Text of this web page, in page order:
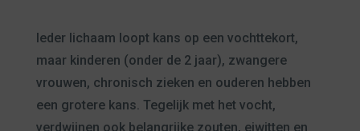
Ieder lichaam loopt kans op een vochttekort,
maar kinderen (onder de 2 jaar), zwangere
vrouwen, chronisch zieken en ouderen hebben
een grotere kans. Tegelijk met het vocht,
verdwijnen ook belangrijke zouten, eiwitten en